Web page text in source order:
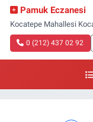
Pamuk Eczanesi
Kocatepe Mahallesi
0 (212) 437 02 92